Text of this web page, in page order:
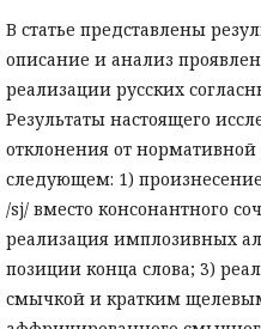
В статье представлены
описание и анализ
реализации русских
Результаты настоящего
отклонения от
следующем: 1)
/sj/ вместо консонантного
реализация имплозивных
позиции конца слова; 3)
смычкой и кратким